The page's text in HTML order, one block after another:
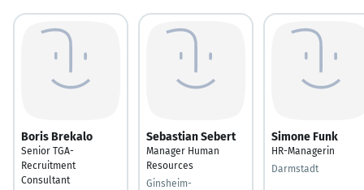
Boris Brekalo
Senior TGA-
Recruitment
Consultant
Sebastian Sebert
Manager Human
Resources
Ginsheim-
Simone Funk
HR-Managerin
Darmstadt